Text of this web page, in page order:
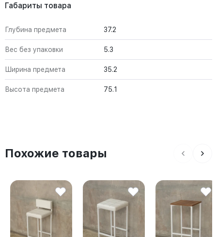
Габариты товара
Глубина предмета 37.2
Вес без упаковки 5.3
Ширина предмета 35.2
Высота предмета 75.1
Похожие товары